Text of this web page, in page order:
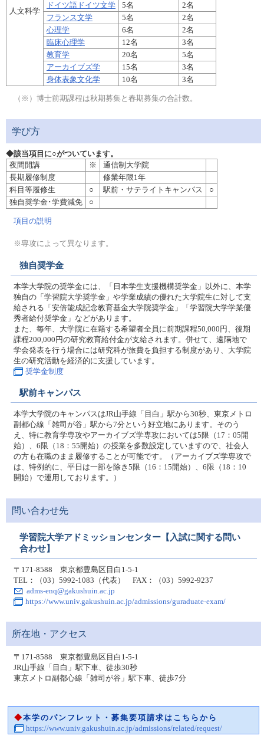
人文科学
ドイツ語ドイツ文学
5名
2名
フランス文学
5名
2名
心理学
6名
2名
臨床心理学
12名
3名
教育学
20名
5名
アーカイブズ学
15名
3名
身体表象文化学
10名 3名
（※）博士前期課程は秋期募集と春期募集の合計数。
学び方
◆該当項目に○がついています。
夜間開講
※
通信制大学院
長期履修制度
修業年限1年
科目等履修生
○ 駅前・サテライトキャンパス
○
独自奨学金･学費減免
○
項目の説明
※専攻によって異なります。
独自奨学金
本学大学院の奨学金には、「日本学生支援機構奨学金」以外に、本学
独自の「学習院大学奨学金」や学業成績の優れた大学院生に対して支
給される「安倍能成記念教育基金大学院奨学金」「学習院大学学業優
秀者給付奨学金」などがあります。
また、毎年、大学院に在籍する希望者全員に前期課程50,000円、後期
課程200,000円の研究教育給付金が支給されます。併せて、遠隔地で
学会発表を行う場合には研究科が旅費を負担する制度があり、大学院
生の研究活動を経済的に支援しています。
奨学金制度
駅前キャンパス
本学大学院のキャンパスはJR山手線「目白」駅から30秒、東京メトロ
副都心線「雑司が谷」駅から7分という好立地にあります。そのう
え、特に教育学専攻やアーカイブズ学専攻においては5限（17：05開
始）、6限（18：55開始）の授業を多数設定していますので、社会人
の方も在職のまま履修することが可能です。（アーカイブズ学専攻で
は、特例的に、平日は一部を除き5限（16：15開始）、6限（18：10
開始）で運用しております。）
問い合わせ先
学習院大学アドミッションセンター【入試に関する問い
合わせ】
〒171-8588 東京都豊島区目白1-5-1
TEL：（03）5992-1083（代表） FAX：（03）5992-9237
adms-enq@gakushuin.ac.jp
https://www.univ.gakushuin.ac.jp/admissions/guraduate-exam/
所在地・アクセス
〒171-8588 東京都豊島区目白1-5-1
JR山手線「目白」駅下車、徒歩30秒
東京メトロ副都心線「雑司が谷」駅下車、徒歩7分
◆本学のパンフレット・募集要項請求はこちらから
https://www.univ.gakushuin.ac.jp/admissions/related/request/